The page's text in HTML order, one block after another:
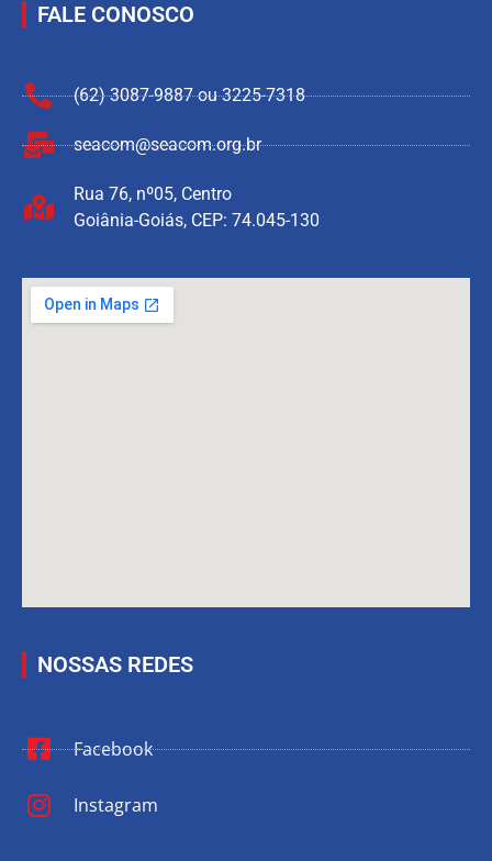
FALE CONOSCO
(62) 3087-9887 ou 3225-7318
seacom@seacom.org.br
Rua 76, nº05, Centro
Goiânia-Goiás, CEP: 74.045-130
NOSSAS REDES
Facebook
Instagram